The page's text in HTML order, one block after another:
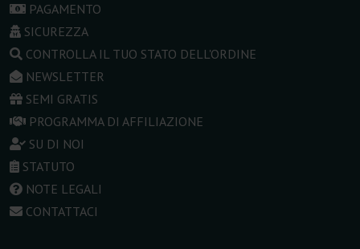
PAGAMENTO
SICUREZZA
CONTROLLA IL TUO STATO DELL'ORDINE
NEWSLETTER
SEMI GRATIS
PROGRAMMA DI AFFILIAZIONE
SU DI NOI
STATUTO
NOTE LEGALI
CONTATTACI